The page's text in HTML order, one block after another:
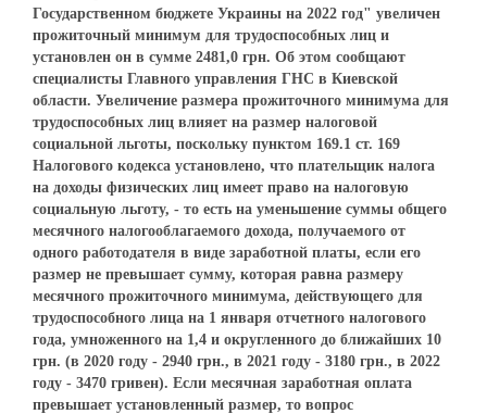
Государственном бюджете Украины на 2022 год" увеличен
прожиточный минимум для трудоспособных лиц и
установлен он в сумме 2481,0 грн. Об этом сообщают
специалисты Главного управления ГНС в Киевской
области. Увеличение размера прожиточного минимума для
трудоспособных лиц влияет на размер налоговой
социальной льготы, поскольку пунктом 169.1 ст. 169
Налогового кодекса установлено, что плательщик налога
на доходы физических лиц имеет право на налоговую
социальную льготу, - то есть на уменьшение суммы общего
месячного налогооблагаемого дохода, получаемого от
одного работодателя в виде заработной платы, если его
размер не превышает сумму, которая равна размеру
месячного прожиточного минимума, действующего для
трудоспособного лица на 1 января отчетного налогового
года, умноженного на 1,4 и округленного до ближайших 10
грн. (в 2020 году - 2940 грн., в 2021 году - 3180 грн., в 2022
году - 3470 гривен). Если месячная заработная оплата
превышает установленный размер, то вопрос